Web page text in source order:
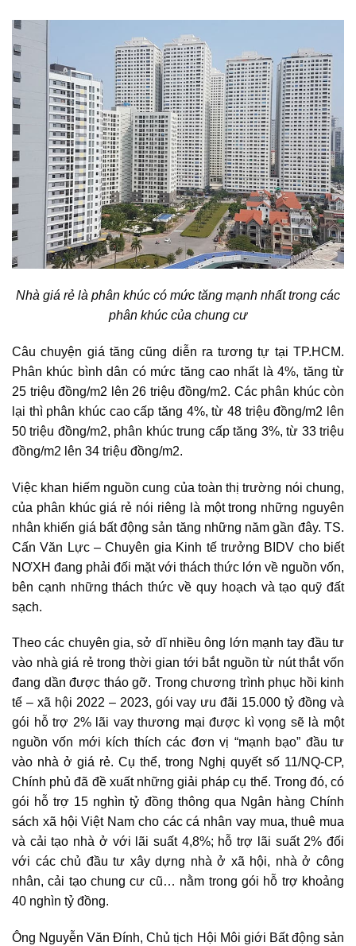
Nhà giá rẻ là phân khúc có mức tăng mạnh nhất trong các
phân khúc của chung cư
Câu chuyện giá tăng cũng diễn ra tương tự tại TP.HCM.
Phân khúc bình dân có mức tăng cao nhất là 4%, tăng từ
25 triệu đồng/m2 lên 26 triệu đồng/m2. Các phân khúc còn
lại thì phân khúc cao cấp tăng 4%, từ 48 triệu đồng/m2 lên
50 triệu đồng/m2, phân khúc trung cấp tăng 3%, từ 33 triệu
đồng/m2 lên 34 triệu đồng/m2.
Việc khan hiếm nguồn cung của toàn thị trường nói chung,
của phân khúc giá rẻ nói riêng là một trong những nguyên
nhân khiến giá bất động sản tăng những năm gần đây. TS.
Cấn Văn Lực – Chuyên gia Kinh tế trưởng BIDV cho biết
NƠXH đang phải đối mặt với thách thức lớn về nguồn vốn,
bên cạnh những thách thức về quy hoạch và tạo quỹ đất
sạch.
Theo các chuyên gia, sở dĩ nhiều ông lớn mạnh tay đầu tư
vào nhà giá rẻ trong thời gian tới bắt nguồn từ nút thắt vốn
đang dần được tháo gỡ. Trong chương trình phục hồi kinh
tế – xã hội 2022 – 2023, gói vay ưu đãi 15.000 tỷ đồng và
gói hỗ trợ 2% lãi vay thương mại được kì vọng sẽ là một
nguồn vốn mới kích thích các đơn vị “mạnh bạo” đầu tư
vào nhà ở giá rẻ. Cụ thể, trong Nghị quyết số 11/NQ-CP,
Chính phủ đã đề xuất những giải pháp cụ thể. Trong đó, có
gói hỗ trợ 15 nghìn tỷ đồng thông qua Ngân hàng Chính
sách xã hội Việt Nam cho các cá nhân vay mua, thuê mua
và cải tạo nhà ở với lãi suất 4,8%; hỗ trợ lãi suất 2% đối
với các chủ đầu tư xây dựng nhà ở xã hội, nhà ở công
nhân, cải tạo chung cư cũ… nằm trong gói hỗ trợ khoảng
40 nghìn tỷ đồng.
Ông Nguyễn Văn Đính, Chủ tịch Hội Môi giới Bất động sản